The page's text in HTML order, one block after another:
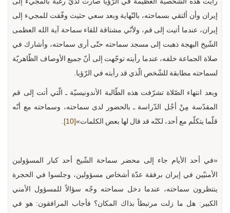
إيران وأن ألتقي بسماحته، بالنّهاية وبعد سعي حثيث وفّقت للمجيء إلى
إيران، عندما أتيت إلى قم، ولأنّي مشتاقة للقاء سماحة آية الله العظمى
الشّيخ البهجة ذهبت إلى مسجد سماحته حتّى أرى سماحته، وأشارك في
صلاة الجماعة خلفه، عندما رأيته توجّهت إلى أنّ جميع الأوصاف الظّاهريّة
لسماحته مطابقة للشّخص الّذي قد رأيته في الرّؤيا.
وبعد انتهاء الصّلاة تشرّفت هذه الطّالبة الأندونيسيّة ـ الّتي أتت إلى قم
المقدّسة مِنْ أجْل الدّراسة ـ بالحضور لدى سماحته، وسماحته مع أنّه
قلّما يتكلّم مع أحد، لكنّه قد قال لها بعض الكلمات»[10]
.
«في أحد الأيام جاء إلى محضر سماحة الشّيخ أحد كبار المسؤولين
الأمنيّين في إيران برفقة عدّة أشخاص مسؤولين، وجلسوا في الحجرة
ينتظرون سماحته، عندما دخل سماحته وجّه سؤالاً للمسؤول الأمني
الكبير: هل ما زلت مرتبطاً بذاك المكان؟ فأجاب المرافقون: هو في